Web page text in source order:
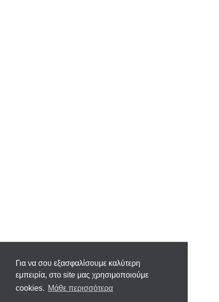
Για να σου εξασφαλίσουμε καλύτερη
εμπειρία, στο site μας χρησιμοποιούμε
cookies. Μάθε περισσότερα